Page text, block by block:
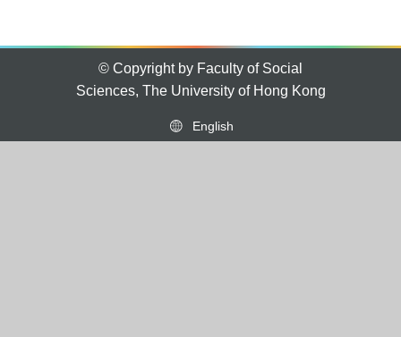
© Copyright by Faculty of Social
Sciences, The University of Hong Kong
English